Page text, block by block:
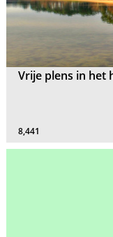
Vrije plens in het
8,441